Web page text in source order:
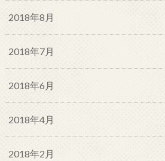
2018年8月
2018年7月
2018年6月
2018年4月
2018年2月